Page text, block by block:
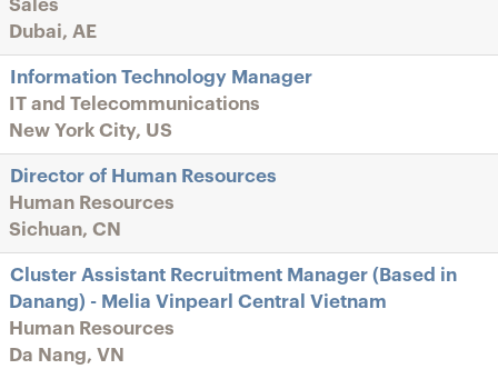
Sales
Dubai, AE
Information Technology Manager
IT and Telecommunications
New York City, US
Director of Human Resources
Human Resources
Sichuan, CN
Cluster Assistant Recruitment Manager (Based in
Danang) - Melia Vinpearl Central Vietnam
Human Resources
Da Nang, VN